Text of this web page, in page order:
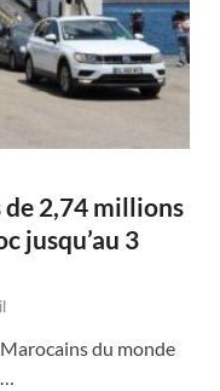
2,74 millions
jusqu’au 3
du monde